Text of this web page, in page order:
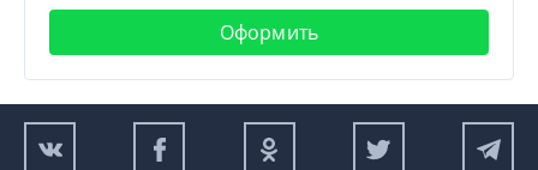
Оформить